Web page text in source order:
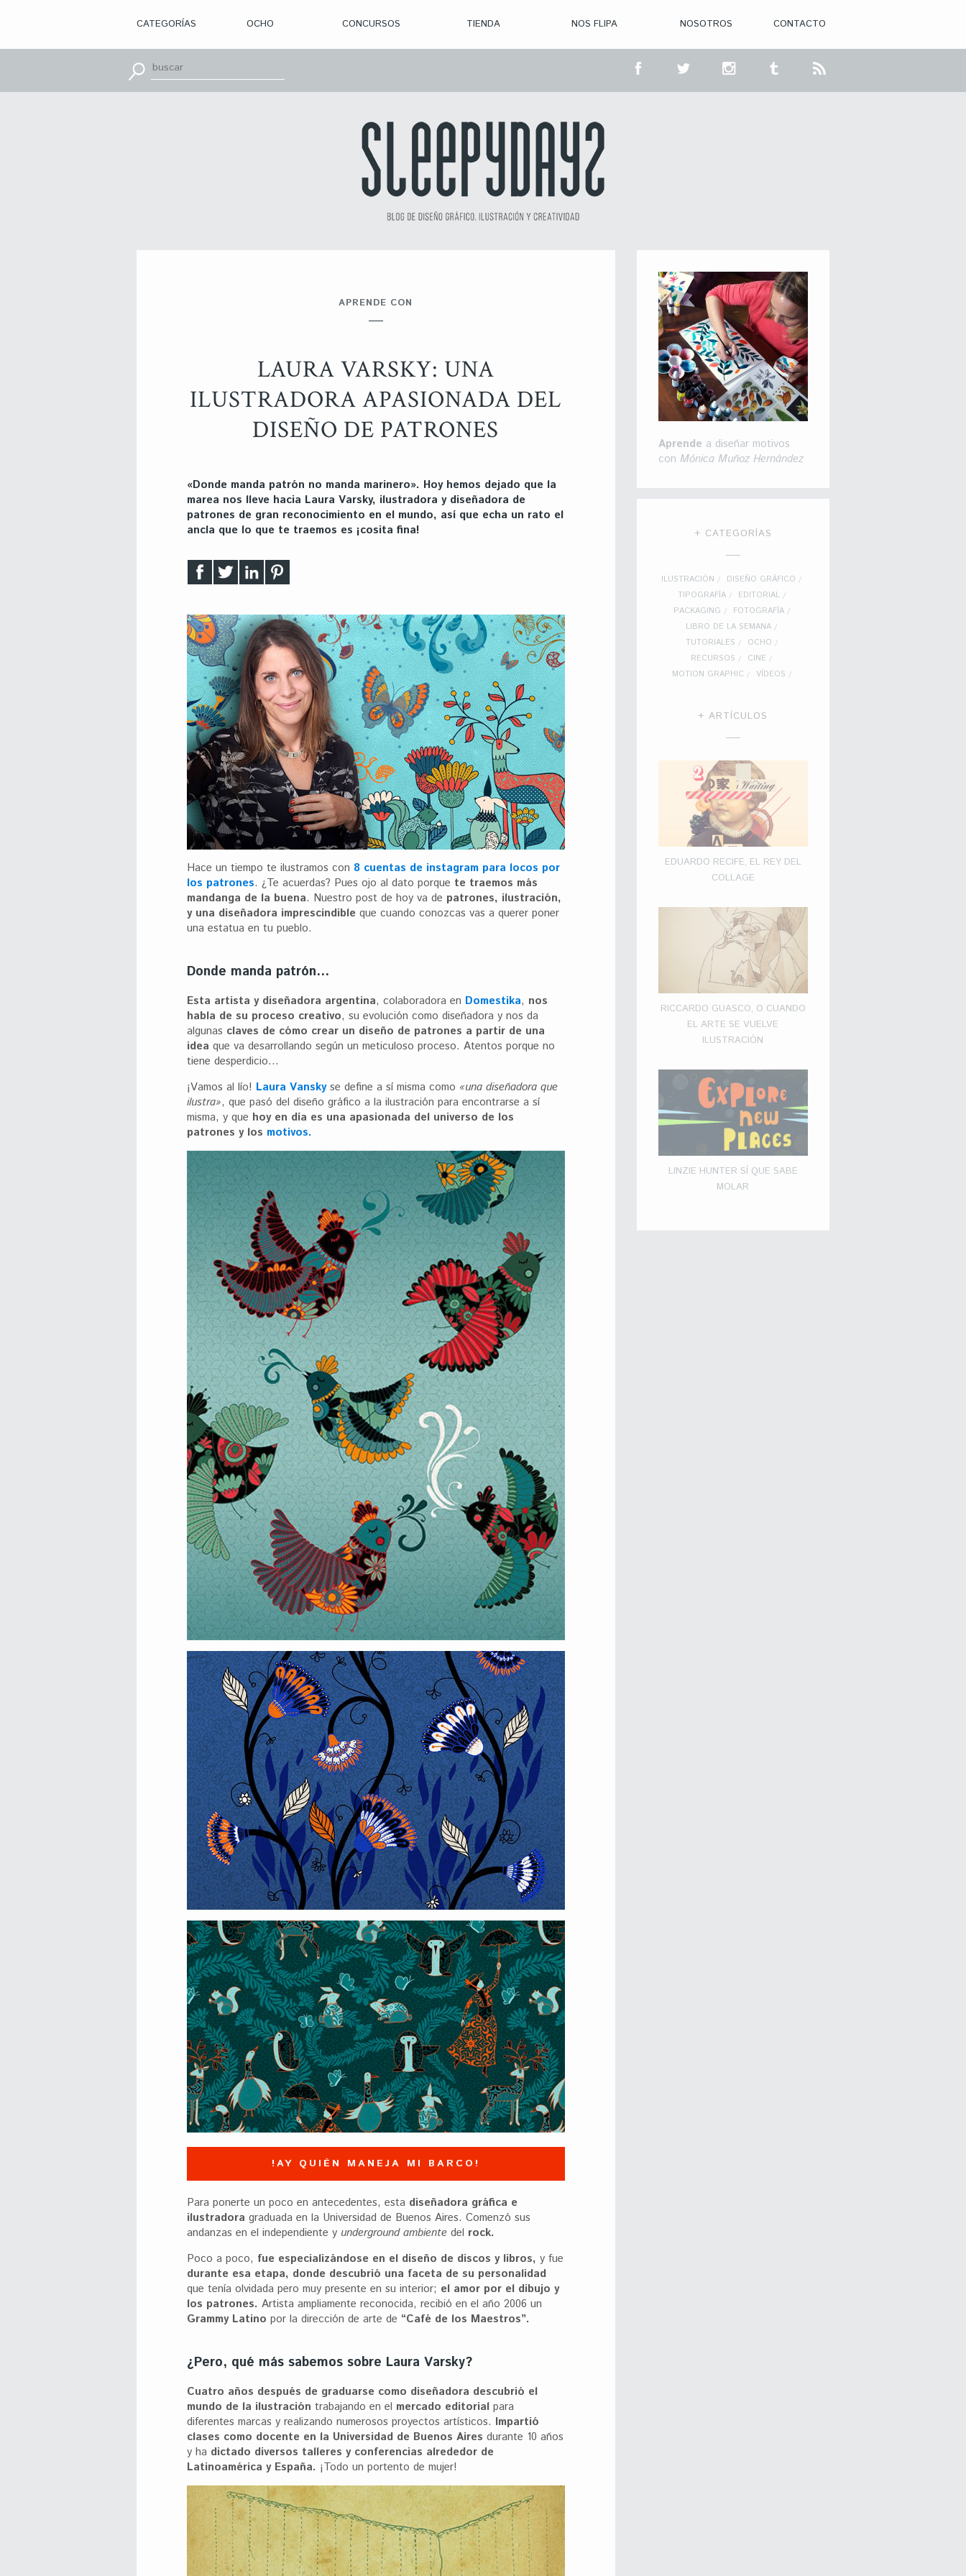
CATEGORÍAS
> DISEÑO
> APRENDE
CON
OCHO CONCURSOS
> CON. CERRADA
TIENDA NOS FLIPA NOSOTROS CONTACTO
APRENDE CON
LAURA VARSKY: UNA
ILUSTRADORA APASIONADA DEL
DISEÑO DE PATRONES
«Donde manda patrón no manda marinero». Hoy hemos dejado que la
marea nos lleve hacia Laura Varsky, ilustradora y diseñadora de
patrones de gran reconocimiento en el mundo, así que echa un rato el
ancla que lo que te traemos es ¡cosita fina!
Hace un tiempo te ilustramos con 8 cuentas de instagram para locos por
los patrones. ¿Te acuerdas? Pues ojo al dato porque te traemos más
mandanga de la buena. Nuestro post de hoy va de patrones, ilustración,
y una diseñadora imprescindible que cuando conozcas vas a querer poner
una estatua en tu pueblo.
Donde manda patrón…
Esta artista y diseñadora argentina, colaboradora en Domestika, nos
habla de su proceso creativo, su evolución como diseñadora y nos da
algunas claves de cómo crear un diseño de patrones a partir de una
idea que va desarrollando según un meticuloso proceso. Atentos porque no
tiene desperdicio…
¡Vamos al lío! Laura Vanskyse define a sí misma como «una diseñadora que
ilustra», que pasó del diseño gráfico a la ilustración para encontrarse a sí
misma, y que hoy en día es una apasionada del universo de los
patrones y los motivos.
!AY QUIÉN MANEJA MI BARCO!
Para ponerte un poco en antecedentes, esta diseñadora gráfica e
ilustradora graduada en la Universidad de Buenos Aires. Comenzó sus
andanzas en el independiente y underground ambiente del rock.
Poco a poco, fue especializándose en el diseño de discos y libros, y fue
durante esa etapa, donde descubrió una faceta de su personalidad
que tenía olvidada pero muy presente en su interior; el amor por el dibujo y
los patrones. Artista ampliamente reconocida, recibió en el año 2006 un
Grammy Latino por la dirección de arte de “Café de los Maestros”.
¿Pero, qué más sabemos sobre Laura Varsky?
Cuatro años después de graduarse como diseñadora descubrió el
mundo de la ilustración trabajando en el mercado editorial para
diferentes marcas y realizando numerosos proyectos artísticos. Impartió
clases como docente en la Universidad de Buenos Aires durante 10 años
y ha dictado diversos talleres y conferencias alrededor de
Latinoamérica y España. ¡Todo un portento de mujer!
Aprende a diseñar motivos
con Mónica Muñoz Hernández
+ CATEGORÍAS
ILUSTRACIÓN
DISEÑO GRÁFICO
TIPOGRAFÍA
EDITORIAL
PACKAGING
FOTOGRAFÍA
LIBRO DE LA SEMANA
TUTORIALES
OCHO
RECURSOS
CINE
MOTION GRAPHIC
VÍDEOS
+ ARTÍCULOS
EDUARDO RECIFE, EL REY DEL
COLLAGE
RICCARDO GUASCO, O CUANDO
EL ARTE SE VUELVE
ILUSTRACIÓN
LINZIE HUNTER SÍ QUE SABE
MOLAR